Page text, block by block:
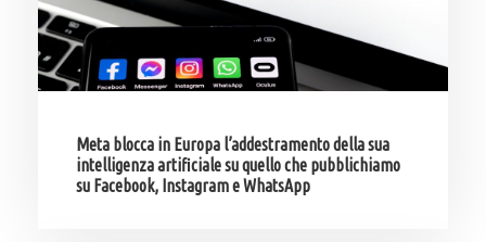
Meta blocca in Europa l’addestramento della sua
intelligenza artificiale su quello che pubblichiamo
su Facebook, Instagram e WhatsApp